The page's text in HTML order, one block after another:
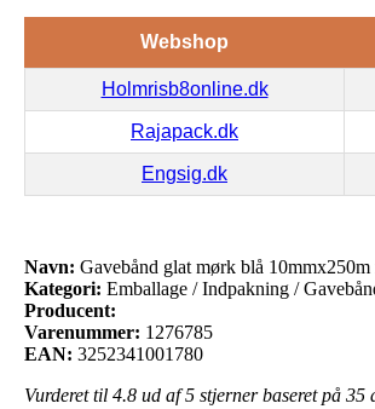
Webshop
Holmrisb8online.dk
Rajapack.dk
Engsig.dk
Navn: Gavebånd glat mørk blå 10mmx250m
Kategori: Emballage / Indpakning /
Producent:
Varenummer: 1276785
EAN: 3252341001780
Vurderet til 4.8 ud af 5 stjerner baseret på 35